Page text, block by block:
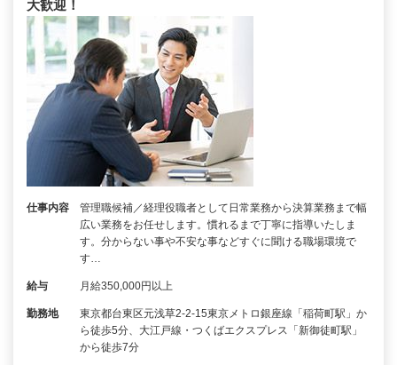
大歓迎！
仕事内容
管理職候補／経理役職者として日常業務から決算業務まで幅
広い業務をお任せします。慣れるまで丁寧に指導いたしま
す。分からない事や不安な事などすぐに聞ける職場環境で
す…
給与 月給350,000円以上
勤務地
東京都台東区元浅草2-2-15東京メトロ銀座線「稲荷町駅」か
ら徒歩5分、大江戸線・つくばエクスプレス「新御徒町駅」
から徒歩7分